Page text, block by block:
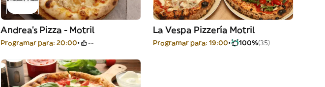
Andrea's Pizza - Motril
Programar para: 20:00 --
La Vespa Pizzería Motril
Programar para: 19:00 100%(35)